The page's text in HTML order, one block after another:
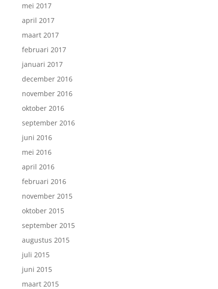
mei 2017
april 2017
maart 2017
februari 2017
januari 2017
december 2016
november 2016
oktober 2016
september 2016
juni 2016
mei 2016
april 2016
februari 2016
november 2015
oktober 2015
september 2015
augustus 2015
juli 2015
juni 2015
maart 2015